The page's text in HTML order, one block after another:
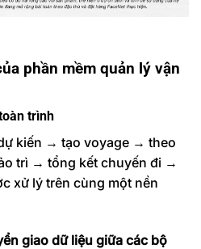
phần mềm quản lý vận
trình
kiến → tạo voyage → theo
trì → tổng kết chuyến đi →
xử lý trên cùng một nền
giao dữ liệu giữa các bộ